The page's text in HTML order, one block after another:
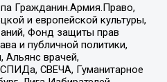
Гражданин.Армия.Право,
и европейской культуры,
Фонд защиты прав
и публичной политики,
врачей,
СВЕЧА, Гуманитарное